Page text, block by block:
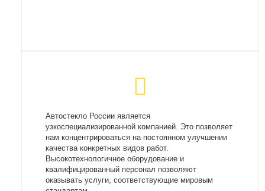
Автостекло России является
узкоспециализированной компанией. Это позволяет
нам концентрироваться на постоянном улучшении
качества конкретных видов работ.
Высокотехнологичное оборудование и
квалифицированный персонал позволяют
оказывать услуги, соответствующие мировым